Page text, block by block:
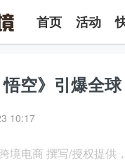
首页 活动
悟空》引爆全
10:17
境电商 撰写/授权提供